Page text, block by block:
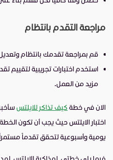
مراجعة التقدم بانتظام
قم بمراجعة تقدمك بانتظام
استخدم اختبارات تجريبية لتقييم
مزيد من العمل.
الان في خطة كيف تذاكر للايلتس
اختبار الايلتس حيث يجب أن تكون
يومية وأسبوعية لتحقق تقدماً
فيما يلي خطتي لمذاكرة الايلتس لمدة 8